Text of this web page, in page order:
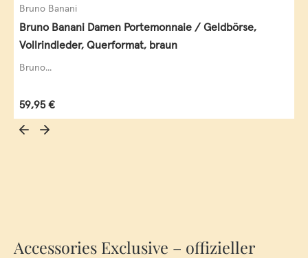
Bruno Banani
Bruno Banani Damen Portemonnaie / Geldbörse,
Vollrindleder, Querformat, braun
Bruno...
Regulärer Preis:
59,95 €
Accessories Exclusive – offizieller